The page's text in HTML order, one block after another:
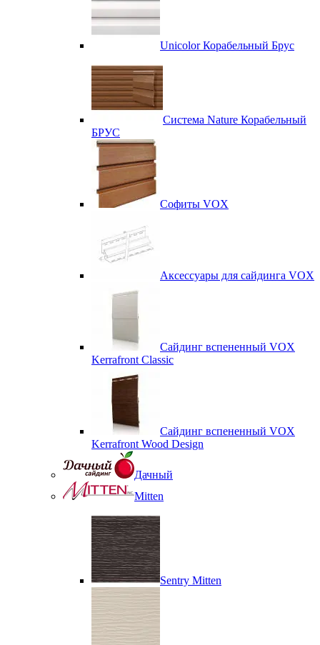
Unicolor Корабельный Брус
Система Nature Корабельный
БРУС
Софиты VOX
Аксессуары для сайдинга VOX
Сайдинг вспененный VOX
Kerrafront Classic
Сайдинг вспененный VOX
Kerrafront Wood Design
Дачный
Mitten
Sentry Mitten